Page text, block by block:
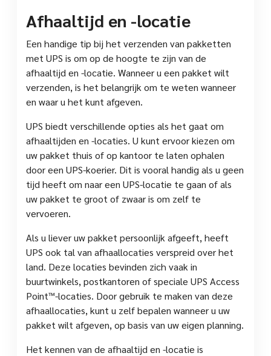
Afhaaltijd en -locatie
Een handige tip bij het verzenden van pakketten
met UPS is om op de hoogte te zijn van de
afhaaltijd en -locatie. Wanneer u een pakket wilt
verzenden, is het belangrijk om te weten wanneer
en waar u het kunt afgeven.
UPS biedt verschillende opties als het gaat om
afhaaltijden en -locaties. U kunt ervoor kiezen om
uw pakket thuis of op kantoor te laten ophalen
door een UPS-koerier. Dit is vooral handig als u geen
tijd heeft om naar een UPS-locatie te gaan of als
uw pakket te groot of zwaar is om zelf te
vervoeren.
Als u liever uw pakket persoonlijk afgeeft, heeft
UPS ook tal van afhaallocaties verspreid over het
land. Deze locaties bevinden zich vaak in
buurtwinkels, postkantoren of speciale UPS Access
Point™-locaties. Door gebruik te maken van deze
afhaallocaties, kunt u zelf bepalen wanneer u uw
pakket wilt afgeven, op basis van uw eigen planning.
Het kennen van de afhaaltijd en -locatie is